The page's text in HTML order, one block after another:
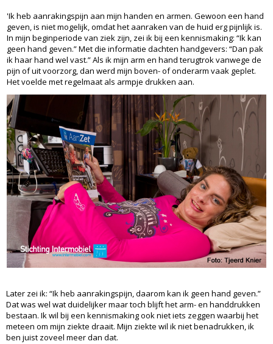
'Ik heb aanrakingspijn aan mijn handen en armen. Gewoon een hand
geven, is niet mogelijk, omdat het aanraken van de huid erg pijnlijk is.
In mijn beginperiode van ziek zijn, zei ik bij een kennismaking: “Ik kan
geen hand geven.” Met die informatie dachten handgevers: “Dan pak
ik haar hand wel vast.” Als ik mijn arm en hand terugtrok vanwege de
pijn of uit voorzorg, dan werd mijn boven- of onderarm vaak geplet.
Het voelde met regelmaat als armpje drukken aan.
Later zei ik: “Ik heb aanrakingspijn, daarom kan ik geen hand geven.”
Dat was wel wat duidelijker maar toch blijft het arm- en handdrukken
bestaan. Ik wil bij een kennismaking ook niet iets zeggen waarbij het
meteen om mijn ziekte draait. Mijn ziekte wil ik niet benadrukken, ik
ben juist zoveel meer dan dat.